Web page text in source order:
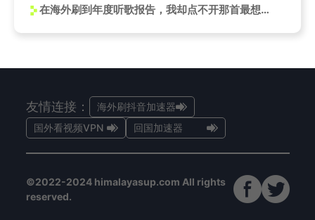
在海外刷到年度听歌报告，我却点不开那首最想听的歌
友情连接：
海外刷抖音加速器
国外看视频VPN
回国加速器
©2022-2024 himalayasup.com All rights
reserved.